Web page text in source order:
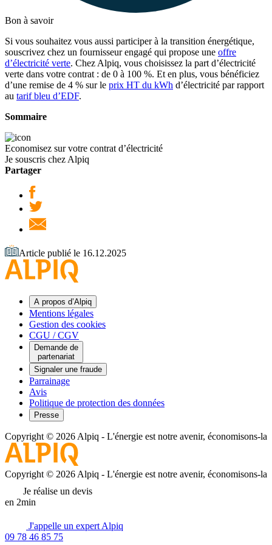
Bon à savoir
Si vous souhaitez vous aussi participer à la transition énergétique,
souscrivez chez un fournisseur engagé qui propose une offre
d’électricité verte. Chez Alpiq, vous choisissez la part d’électricité
verte dans votre contrat : de 0 à 100 %. Et en plus, vous bénéficiez
d’une remise de 4 % sur le prix HT du kWh d’électricité par rapport
au tarif bleu d’EDF.
Sommaire
Economisez sur votre contrat d’électricité
Je souscris chez Alpiq
Partager
Article publié le 16.12.2025
A propos d’Alpiq
Mentions légales
Gestion des cookies
CGU / CGV
Demande de
partenariat
Signaler une fraude
Parrainage
Avis
Politique de protection des données
Presse
Copyright © 2026 Alpiq - L'énergie est notre avenir, économisons-la
Copyright © 2026 Alpiq - L'énergie est notre avenir, économisons-la
Je réalise un devis
en 2min
J'appelle un expert Alpiq
09 78 46 85 75